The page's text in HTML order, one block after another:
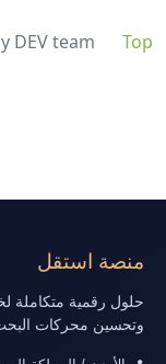
Top
DEV team
منصة استقل
حلول رقمية متكاملة
وتحسين محركات